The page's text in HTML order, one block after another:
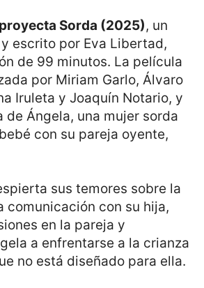
Sorda (2025), un
escrito por Eva Libertad,
de 99 minutos. La película
por Miriam Garlo, Álvaro
Iruleta y Joaquín Notario, y
de Ángela, una mujer sorda
con su pareja oyente,
sus temores sobre la
comunicación con su hija,
en la pareja y
a enfrentarse a la crianza
no está diseñado para ella.